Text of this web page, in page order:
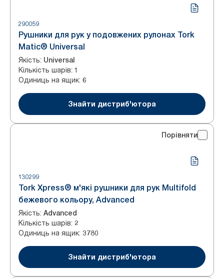
290059
Рушники для рук у подовжених рулонах Tork
Matic® Universal
Якість: Universal
Кількість шарів: 1
Одиниць на ящик: 6
Знайти дистриб'ютора
Порівняти
130299
Tork Xpress® м'які рушники для рук Multifold
бежевого кольору, Advanced
Якість: Advanced
Кількість шарів: 2
Одиниць на ящик: 3780
Знайти дистриб'ютора